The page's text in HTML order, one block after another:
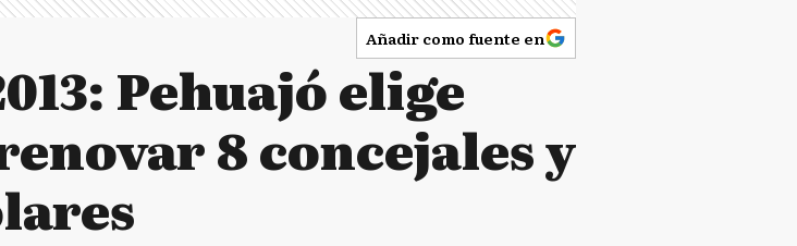
Añadir como fuente en
Pehuajó elige
8 concejales y